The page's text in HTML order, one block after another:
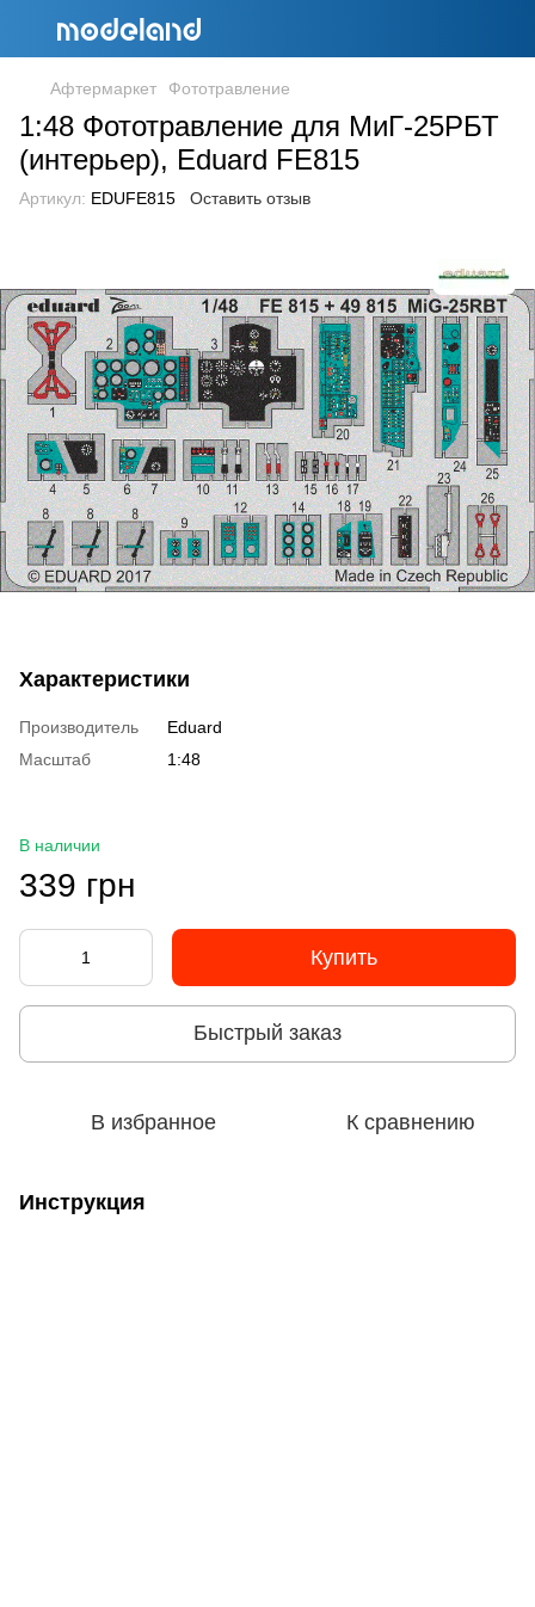
Афтермаркет Фототравление
1:48 Фототравление для МиГ-25РБТ
(интерьер), Eduard FE815
Артикул: EDUFE815 Оставить отзыв
Характеристики
Производитель
Eduard
Масштаб
1:48
В наличии
339 грн
Купить
Быстрый заказ
В избранное К сравнению
Инструкция